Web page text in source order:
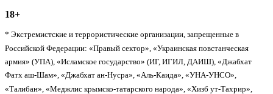
18+
* Экстремистские и террористические организации, запрещенные в
Российской Федерации: «Правый сектор», «Украинская повстанческая
армия» (УПА), «Исламское государство» (ИГ, ИГИЛ, ДАИШ), «Джабхат
Фатх аш-Шам», «Джабхат ан-Нусра», «Аль-Каида», «УНА-УНСО»,
«Талибан», «Меджлис крымско-татарского народа», «Хизб ут-Тахрир»,